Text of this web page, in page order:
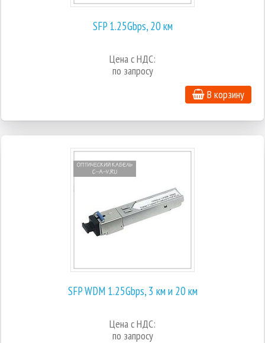
SFP 1.25Gbps, 20 км
Цена с НДС:
по запросу
В корзину
SFP WDM 1.25Gbps, 3 км и 20 км
Цена с НДС:
по запросу